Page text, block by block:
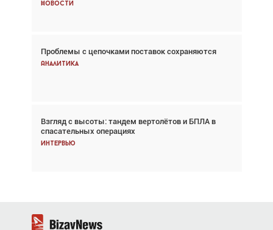
Новости
Проблемы с цепочками поставок сохраняются
Аналитика
Взгляд с высоты: тандем вертолётов и БПЛА в
спасательных операциях
Интервью
Новости
Впервые с 2024 года глобальный трафик
снижается три недели подряд
Частный самолёт – это актив. Подходите к
покупке соответствующим образом
Интервью